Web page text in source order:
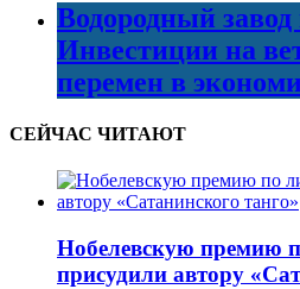
Водородный
Инвестиции на
перемен в
СЕЙЧАС ЧИТАЮТ
Нобелевскую премию
присудили автору